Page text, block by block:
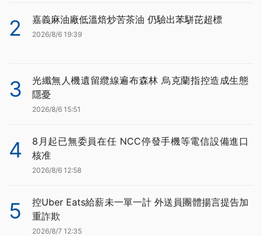
2 嘉義麻油廠低溫焙炒苦茶油 仍驗出苯駢芘超標
2026/8/6 19:39
3
光纖無人機遺留纜線遍布森林 烏克蘭指控造成生態
隱憂
2026/8/6 15:51
4
8月起已無委員在任 NCC停發手機等電信設備進口
核准
2026/8/6 12:58
5
控Uber Eats給薪未一單一計 外送員團體揚言提告加
重詐欺
2026/8/7 12:35